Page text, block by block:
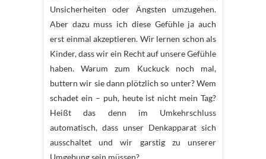
Unsicherheiten oder Ängsten umzugehen.
Aber dazu muss ich diese Gefühle ja auch
erst einmal akzeptieren. Wir lernen schon als
Kinder, dass wir ein Recht auf unsere Gefühle
haben. Warum zum Kuckuck noch mal,
buttern wir sie dann plötzlich so unter? Wem
schadet ein – puh, heute ist nicht mein Tag?
Heißt das denn im Umkehrschluss
automatisch, dass unser Denkapparat sich
ausschaltet und wir garstig zu unserer
Umgebung sein müssen?